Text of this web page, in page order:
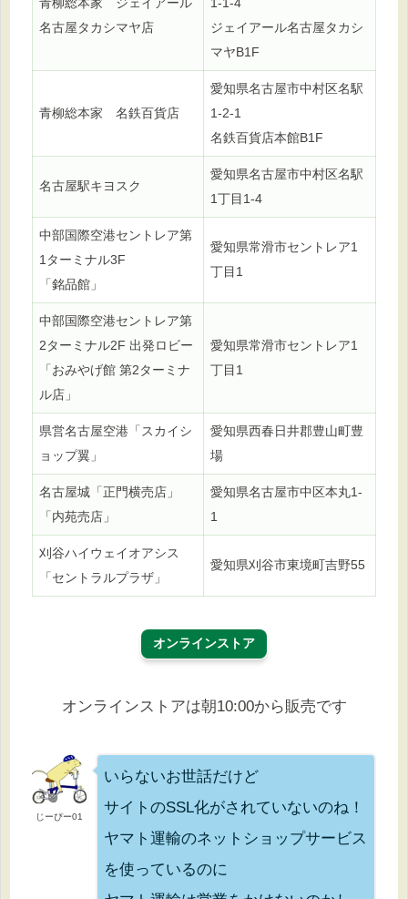
青柳総本家 ジェイアール
名古屋タカシマヤ店
1-1-4
ジェイアール名古屋タカシ
マヤB1F
青柳総本家 名鉄百貨店
愛知県名古屋市中村区名駅
1-2-1
名鉄百貨店本館B1F
名古屋駅キヨスク
愛知県名古屋市中村区名駅
1丁目1-4
中部国際空港セントレア第
1ターミナル3F
「銘品館」
愛知県常滑市セントレア1
丁目1
中部国際空港セントレア第
2ターミナル2F 出発ロビー
「おみやげ館 第2ターミナ
ル店」
愛知県常滑市セントレア1
丁目1
県営名古屋空港「スカイシ
ョップ翼」
愛知県西春日井郡豊山町豊
場
名古屋城「正門横売店」
「内苑売店」
愛知県名古屋市中区本丸1-
1
刈谷ハイウェイオアシス
「セントラルプラザ」
愛知県刈谷市東境町吉野55
オンラインストア
オンラインストアは朝10:00から販売です
じーぴー01
いらないお世話だけど
サイトのSSL化がされていないのね！
ヤマト運輸のネットショップサービス
を使っているのに